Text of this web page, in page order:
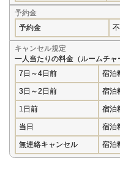
予約金
予約金
キャンセル規定
一人当たりの料金（ルームチャ
7日～4日前
宿泊
3日～2日前 宿泊
1日前 宿泊
当日 宿泊
無連絡キャンセル 宿泊